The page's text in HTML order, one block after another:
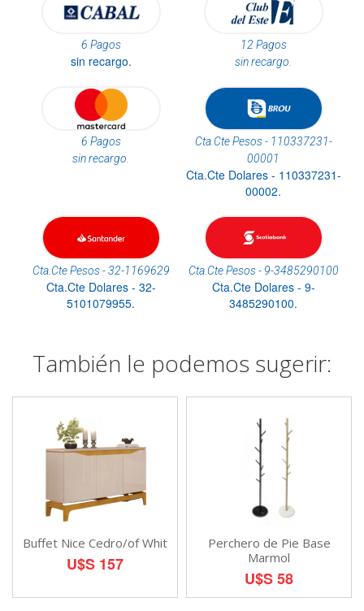
6 Pagos
sin recargo.
12 Pagos
sin recargo.
6 Pagos
sin recargo.
Cta.Cte Pesos - 110337231-
00001
Cta.Cte Dolares - 110337231-
00002.
Cta.Cte Pesos - 32-1169629
Cta.Cte Dolares - 32-
5101079955.
Cta.Cte Pesos - 9-3485290100
Cta.Cte Dolares - 9-
3485290100.
También le podemos sugerir:
Buffet Nice Cedro/of Whit
U$S 157
Perchero de Pie Base
Marmol
U$S 58